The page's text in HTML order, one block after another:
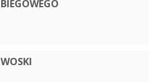
BIEGOWEGO
WOSKI